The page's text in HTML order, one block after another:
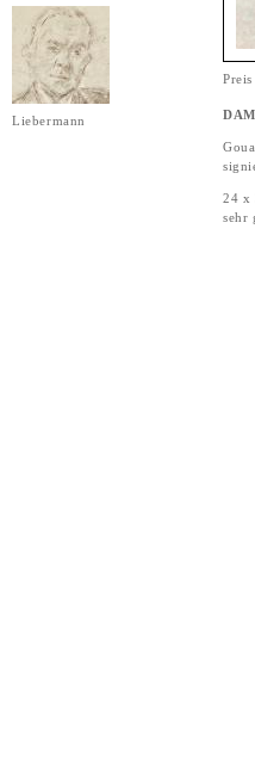
Liebermann
Preis
24 x
sehr